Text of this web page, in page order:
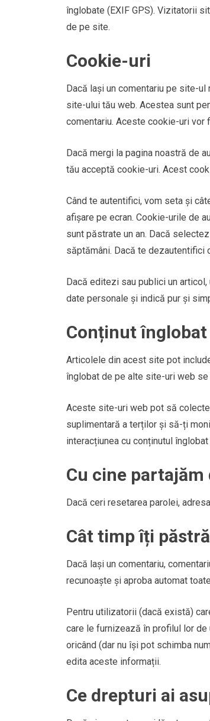
înglobate (EXIF GPS). Vizitatorii
de pe site.
Cookie-uri
Dacă lași un comentariu pe site-
site-ului tău web. Acestea sunt
comentariu. Aceste cookie-uri vor
Dacă mergi la pagina noastră de
tău acceptă cookie-uri. Acest
Când te autentifici, vom seta și
afișare pe ecran. Cookie-urile de
sunt păstrate un an. Dacă
săptămâni. Dacă te dezautentifici
Dacă editezi sau publici un
date personale și indică pur și
Conținut
Articolele din acest site pot
înglobat de pe alte site-uri web
Aceste site-uri web pot să
suplimentară a terților și să-ți
interacțiunea cu conținutul
Cu cine partajăm
Dacă ceri resetarea parolei,
Cât timp îți
Dacă lași un comentariu,
recunoaște și aproba automat
Pentru utilizatorii (dacă există)
care le furnizează în profilul lor
oricând (dar nu își pot schimba
edita aceste informații.
Ce drepturi ai